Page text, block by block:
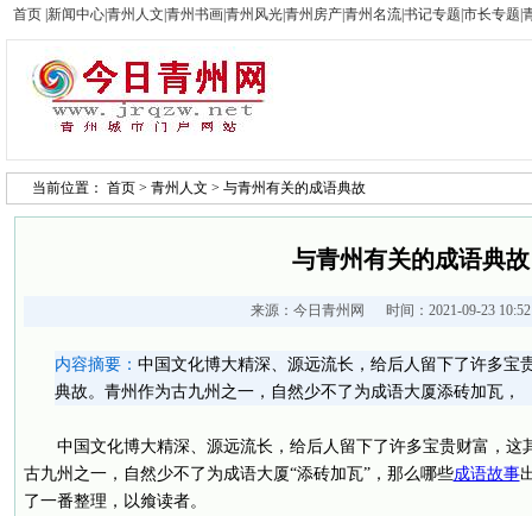
首页 新闻中心青州人文 青州书画青州风光青州房产青州名流书记专题 市长专题
当前位置： 首页 > 青州人文 > 与青州有关的成语典故
与青州有关的成语典故
来源： 今日青州网 时间：2021-09-23
内容摘要： 中国文化博大精深、源远流长，给后人留下了许多宝
典故。青州作为古九州之一，自然少不了为成语大厦添砖加瓦，
中国文化博大精深、源远流长，给后人留下了许多宝贵财富，这
古九州之一，自然少不了为成语大厦“添砖加瓦”，那么哪些成语故事
了一番整理，以飨读者。